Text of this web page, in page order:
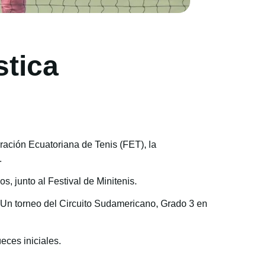
Ecuatoriana de Tenis (FET), la
junto al Festival de Minitenis.
torneo del Circuito Sudamericano, Grado 3 en
iniciales.